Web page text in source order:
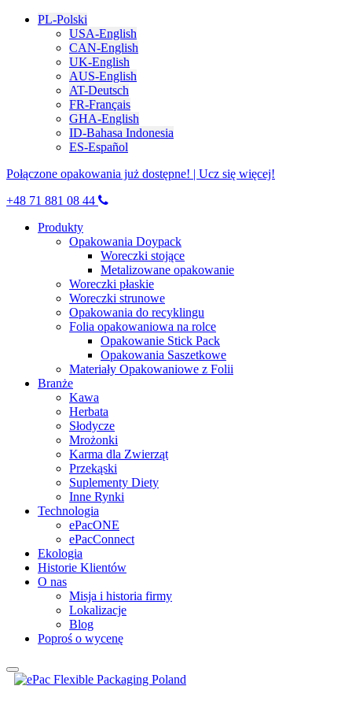
PL-Polski
USA-English
CAN-English
UK-English
AUS-English
AT-Deutsch
FR-Français
GHA-English
ID-Bahasa Indonesia
ES-Español
Połączone opakowania już dostępne! | Ucz się więcej!
+48 71 881 08 44
Produkty
Opakowania Doypack
Woreczki stojące
Metalizowane opakowanie
Woreczki płaskie
Woreczki strunowe
Opakowania do recyklingu
Folia opakowaniowa na rolce
Opakowanie Stick Pack
Opakowania Saszetkowe
Materiały Opakowaniowe z Folii
Branże
Kawa
Herbata
Słodycze
Mrożonki
Karma dla Zwierząt
Przekąski
Suplementy Diety
Inne Rynki
Technologia
ePacONE
ePacConnect
Ekologia
Historie Klientów
O nas
Misja i historia firmy
Lokalizacje
Blog
Poproś o wycenę